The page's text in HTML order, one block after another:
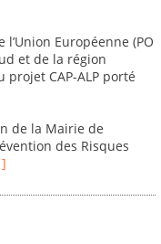
Européenne (PO
et de la région
CAP-ALP porté
de la Mairie de
des Risques